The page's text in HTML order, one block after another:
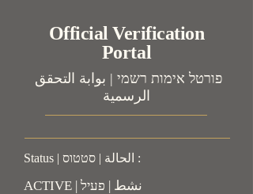
Official Verification
Portal
الرسمية
Status | الحالة | סטטוס :
ACTIVE | نشط | פעיל